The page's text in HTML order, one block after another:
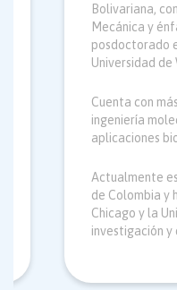
Bolivariana,
Mecánica y
posdoctorado
Universidad de
Cuenta con
ingeniería
aplicaciones
Actualmente
de Colombia y
Chicago y la
investigación